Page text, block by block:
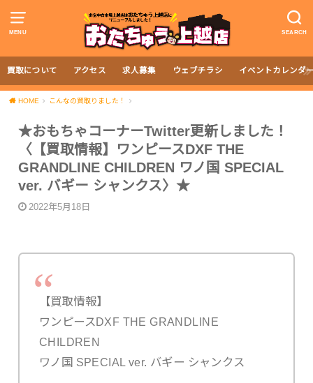
MENU SEARCH
買取について アクセス 求人募集 ウェブチラシ イベントカレンダ
HOME こんなの買取りました！
★おもちゃコーナーTwitter更新しました！
〈【買取情報】ワンピースDXF THE
GRANDLINE CHILDREN ワノ国 SPECIAL
ver. バギー シャンクス〉★
2022年5月18日
【買取情報】
ワンピースDXF THE GRANDLINE
CHILDREN
ワノ国 SPECIAL ver. バギー シャンクス